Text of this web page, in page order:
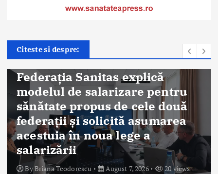
Citeste si despre:
Știri
Federația Sanitas explică
modelul de salarizare pentru
sănătate propus de cele două
federații și solicită asumarea
acestuia în noua lege a
salarizării
ByBriana Teodorescu August 7, 2026 20 views